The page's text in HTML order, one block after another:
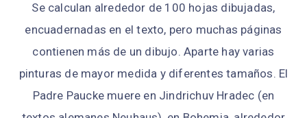
Se calculan alrededor de 100 hojas dibujadas,
encuadernadas en el texto, pero muchas páginas
contienen más de un dibujo. Aparte hay varias
pinturas de mayor medida y diferentes tamaños. El
Padre Paucke muere en Jindrichuv Hradec (en